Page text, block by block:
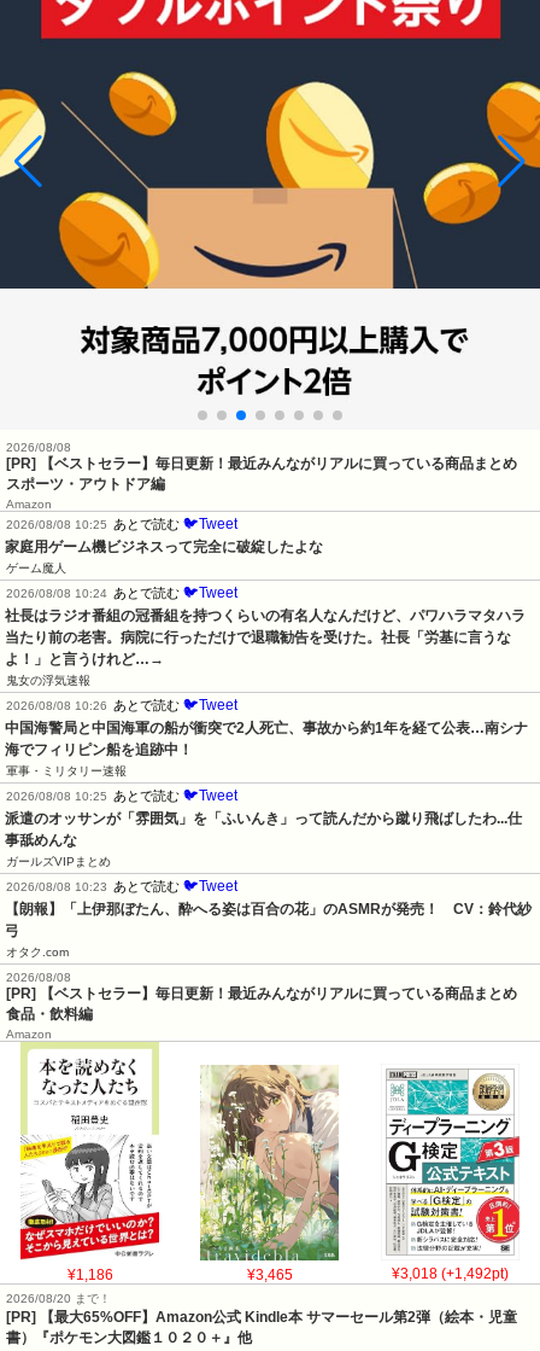
2026/08/08
[PR] 【ベストセラー】毎日更新！最近みんながリアルに買っている商品まとめ
スポーツ・アウトドア編
Amazon
2026/08/08 10:25
あとで読む 🐦Tweet
家庭用ゲーム機ビジネスって完全に破綻したよな
ゲーム魔人
2026/08/08 10:24 あとで読む 🐦Tweet
社長はラジオ番組の冠番組を持つくらいの有名人なんだけど、パワハラマタハラ
当たり前の老害。病院に行っただけで退職勧告を受けた。社長「労基に言うな
よ！」と言うけれど…→
鬼女の浮気速報
2026/08/08 10:26
あとで読む 🐦Tweet
中国海警局と中国海軍の船が衝突で2人死亡、事故から約1年を経て公表…南シナ
海でフィリピン船を追跡中！
軍事・ミリタリー速報
2026/08/08 10:25
あとで読む 🐦Tweet
派遣のオッサンが「雰囲気」を「ふいんき」って読んだから蹴り飛ばしたわ...仕
事舐めんな
ガールズVIPまとめ
2026/08/08 10:23
あとで読む 🐦Tweet
【朗報】「上伊那ぼたん、酔へる姿は百合の花」のASMRが発売！　CV：鈴代紗
弓
オタク.com
2026/08/08
[PR] 【ベストセラー】毎日更新！最近みんながリアルに買っている商品まとめ
食品・飲料編
Amazon
¥1,186 ¥3,465 ¥3,018 (+1,492pt)
2026/08/20 まで！
[PR]
【最大65%OFF】Amazon公式 Kindle本 サマーセール第2弾（絵本・児童
書）『ポケモン大図鑑１０２０＋』他